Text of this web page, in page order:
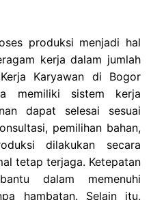
produksi menjadi hal
kerja dalam jumlah
Karyawan di Bogor
memiliki sistem kerja
dapat selesai sesuai
pemilihan bahan,
dilakukan secara
tetap terjaga. Ketepatan
dalam memenuhi
hambatan. Selain itu,